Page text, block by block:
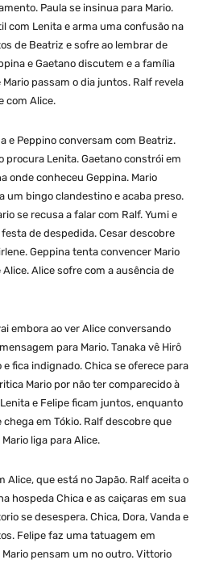
Paula se insinua para Mario.
com Lenita e arma uma confusão na
de Beatriz e sofre ao lembrar de
e Gaetano discutem e a família
passam o dia juntos. Ralf revela
com Alice.
e Peppino conversam com Beatriz.
procura Lenita. Gaetano constrói em
onde conheceu Geppina. Mario
um bingo clandestino e acaba preso.
se recusa a falar com Ralf. Yumi e
de despedida. Cesar descobre
Geppina tenta convencer Mario
Alice sofre com a ausência de
embora ao ver Alice conversando
para Mario. Tanaka vê Hirô
fica indignado. Chica se oferece para
Mario por não ter comparecido à
e Felipe ficam juntos, enquanto
em Tókio. Ralf descobre que
liga para Alice.
Alice, que está no Japão. Ralf aceita o
hospeda Chica e as caiçaras em sua
se desespera. Chica, Dora, Vanda e
Felipe faz uma tatuagem em
pensam um no outro. Vittorio